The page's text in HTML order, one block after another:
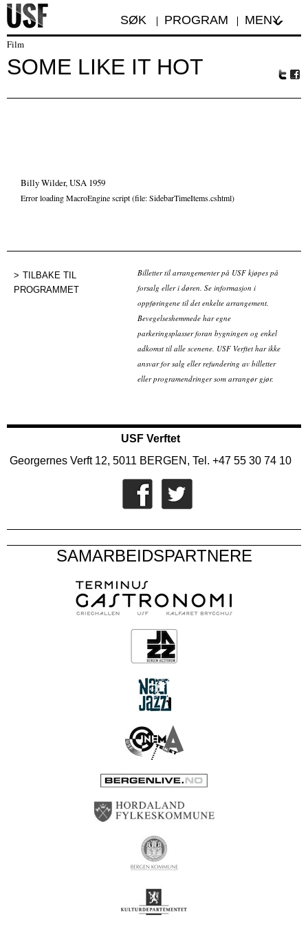
SØK PROGRAM MENY
Film
SOME LIKE IT HOT
Billy Wilder, USA 1959
Error loading MacroEngine script (file: SidebarTimeItems.cshtml)
TILBAKE TIL
PROGRAMMET
Billetter til arrangementer på USF kjøpes på
forsalg eller i døren. Se informasjon i
oppføringene til det enkelte arrangement.
Bevegelseshemmede har egne
parkeringsplasser foran bygningen og enkel
adkomst til alle scenene. USF Verftet har ikke
ansvar for salg eller refundering av billetter
eller programendringer som arrangør gjør.
USF Verftet
Georgernes Verft 12, 5011 BERGEN, Tel. +47 55 30 74 10
SAMARBEIDSPARTNERE